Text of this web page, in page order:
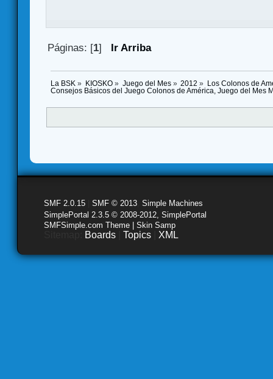
Páginas: [1] Ir Arriba
La BSK » KIOSKO» Juego del Mes» 2012 »
Los Colonos de
Consejos Básicos del Juego Colonos de América, Juego del Mes
SMF 2.0.15 SMF © 2013 Simple Machines
SimplePortal 2.3.5 © 2008-2012, SimplePortal
SMFSimple.com Theme | Skin Samp
Boards Topics XML